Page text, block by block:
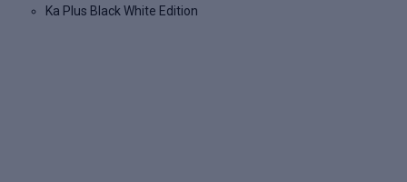
Ka Plus Black White Edition